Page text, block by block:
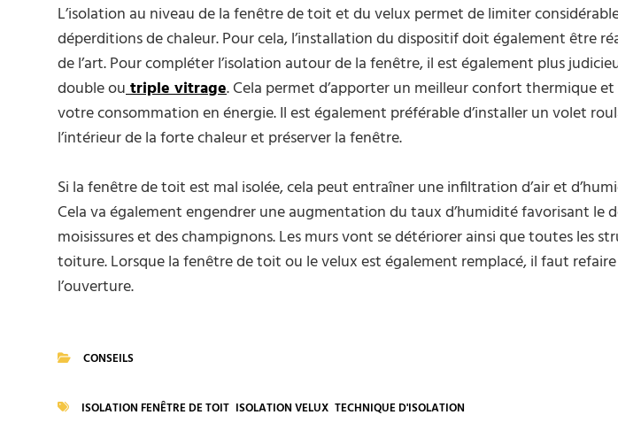
L’isolation au niveau de la fenêtre de toit et du velux permet de limiter
déperditions de chaleur. Pour cela, l’installation du dispositif doit également être
de l’art. Pour compléter l’isolation autour de la fenêtre, il est également plus
double outriple vitrage. Cela permet d’apporter un meilleur confort thermique et
votre consommation en énergie. Il est également préférable d’installer un volet
l’intérieur de la forte chaleur et préserver la fenêtre.
Si la fenêtre de toit est mal isolée, cela peut entraîner une infiltration d’air et
Cela va également engendrer une augmentation du taux d’humidité favorisant le
moisissures et des champignons. Les murs vont se détériorer ainsi que toutes les
toiture. Lorsque la fenêtre de toit ou le velux est également remplacé, il faut refaire
l’ouverture.
CONSEILS
ISOLATION FENÊTRE DE TOIT ISOLATION VELUX TECHNIQUE D'ISOLATION